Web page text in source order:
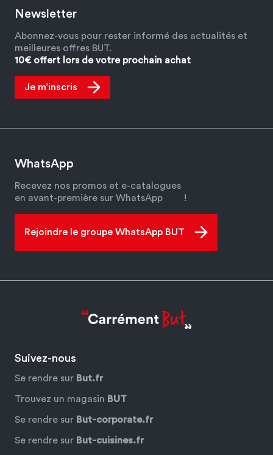
Newsletter
Abonnez-vous pour rester informé des actualités et
meilleures offres BUT.
10€ offert lors de votre prochain achat
Je m’inscris
WhatsApp
Recevez nos promos et e-catalogues
en avant-première sur WhatsApp
!
Rejoindre le groupe WhatsApp BUT
Suivez-nous
Se rendre sur But.fr
Trouvez un magasin BUT
Se rendre sur But-corporate.fr
Se rendre sur But-cuisines.fr